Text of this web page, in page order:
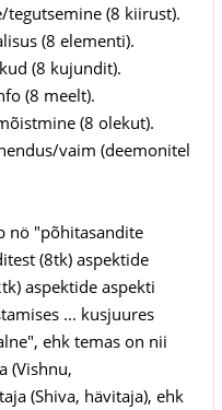
tegutsemine (8 kiirust).
(8 elementi).
(8 kujundit).
(8 meelt).
(8 olekut).
vaim (deemonitel
nö "põhitasandite
(8tk) aspektide
aspektide aspekti
... kusjuures
ehk temas on nii
(Vishnu,
(Shiva, hävitaja), ehk